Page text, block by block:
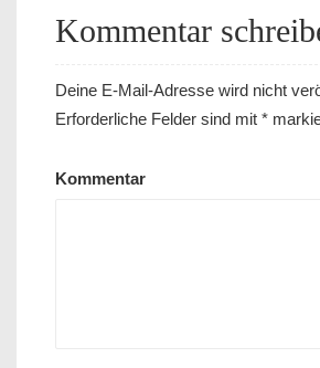
Kommentar
Deine E-Mail-Adresse wird nicht
Erforderliche Felder sind mit *
Kommentar